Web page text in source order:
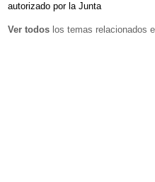
autorizado por la Junta
Ver todos los temas relacionados